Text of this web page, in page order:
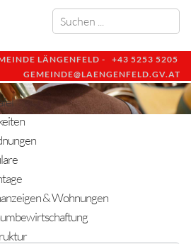
LÄNGENFELD - +43 5253 5205
GEMEINDE@LAENGENFELD.GV.AT
& Wohnungen